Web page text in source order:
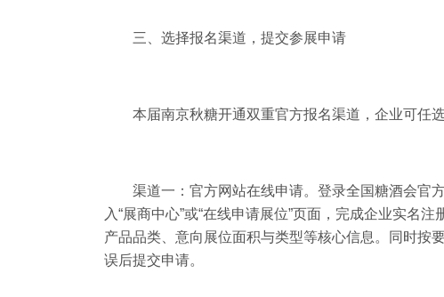
三、选择报名渠道，提交参展申请
本届南京秋糖开通双重官方报名渠道，企业可任
渠道一：官方网站在线申请。登录全国糖酒会官
入“展商中心”或“在线申请展位”页面，完成企业实名
产品品类、意向展位面积与类型等核心信息。同时按
误后提交申请。